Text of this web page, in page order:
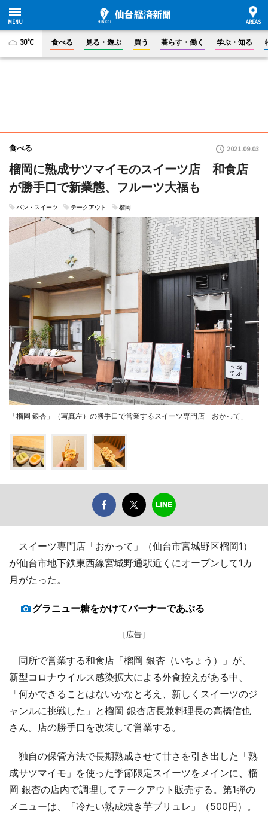
30°C 食べる 見る・遊ぶ 買う 暮らす・働く 学ぶ・知る
食べる 2021.09.03
榴岡に熟成サツマイモのスイーツ店 和食店
が勝手口で新業態、フルーツ大福も
パン・スイーツ テークアウト 榴岡
「榴岡 銀杏」（写真左）の勝手口で営業するスイーツ専門店「おかって」
スイーツ専門店「おかって」（仙台市宮城野区榴岡1）
が仙台市地下鉄東西線宮城野通駅近くにオープンして1カ
月がたった。
グラニュー糖をかけてバーナーであぶる
［広告］
同所で営業する和食店「榴岡 銀杏（いちょう）」が、
新型コロナウイルス感染拡大による外食控えがある中、
「何かできることはないかなと考え、新しくスイーツのジ
ャンルに挑戦した」と榴岡 銀杏店長兼料理長の高橋信也
さん。店の勝手口を改装して営業する。
独自の保管方法で長期熟成させて甘さを引き出した「熟
成サツマイモ」を使った季節限定スイーツをメインに、榴
岡 銀杏の店内で調理してテークアウト販売する。第1弾の
メニューは、「冷たい熟成焼き芋ブリュレ」（500円）。